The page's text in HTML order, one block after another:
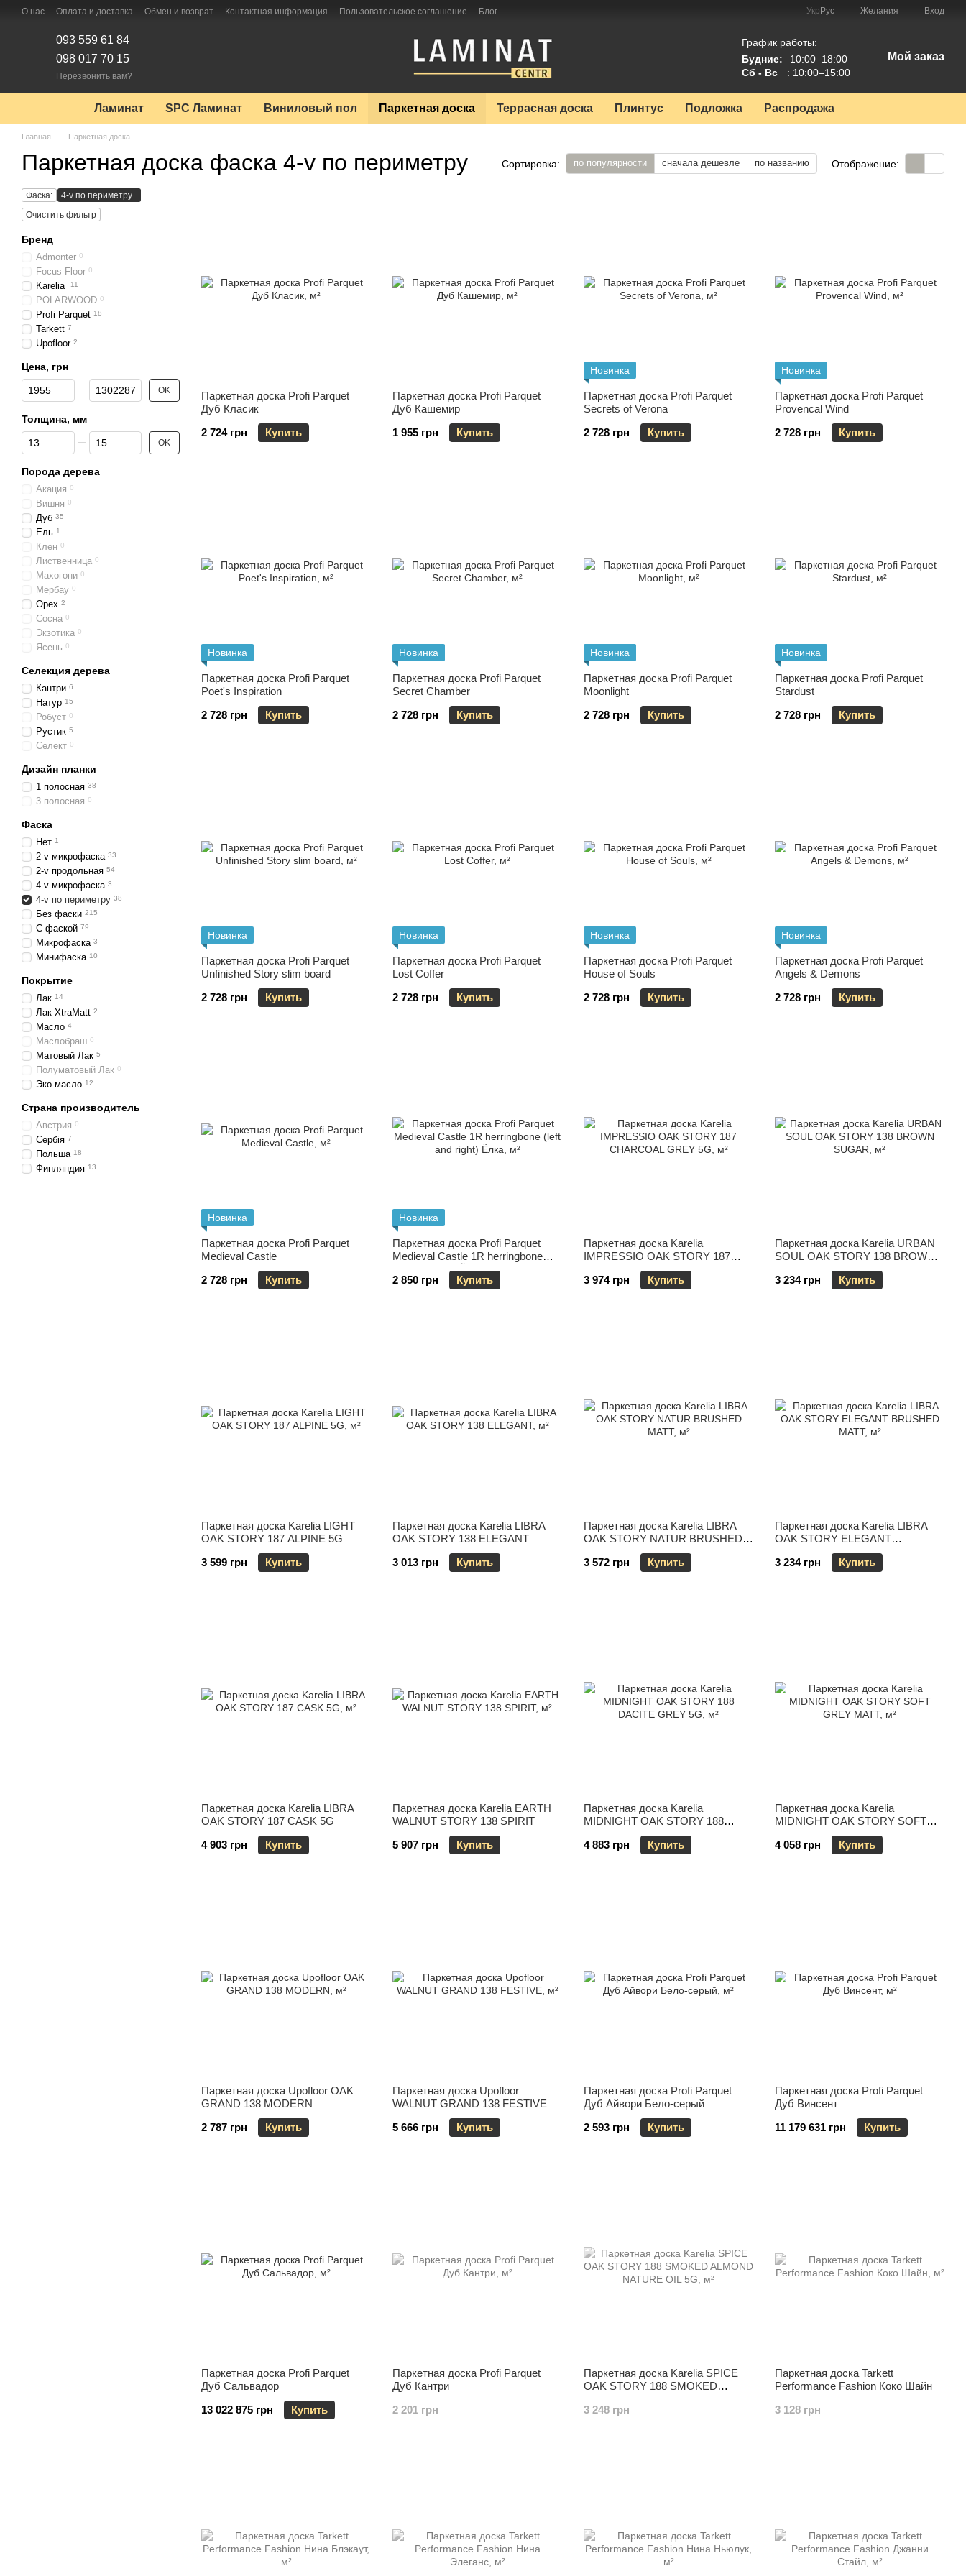
Перейти к основному контенту
О нас Оплата и доставка Обмен и возврат Контактная информация Пользовательское соглашение Блог Укр Рус Желания Вход
093 559 61 84
098 017 70 15
Перезвонить вам?
График работы:
Будние:
10:00–18:00
Сб - Вс
: 10:00–15:00
Мой заказ
Ламинат SPC Ламинат Виниловый пол Паркетная доска Террасная доска Плинтус Подложка Распродажа
Главная Паркетная доска
Паркетная доска фаска 4-v по периметру Сортировка: по популярности сначала дешевле по названию Отображение:
Паркетная доска Profi Parquet
Дуб Класик
2 724 грн
Купить
Паркетная доска Profi Parquet
Дуб Кашемир
1 955 грн
Купить
Новинка
Паркетная доска Profi Parquet
Secrets of Verona
2 728 грн
Купить
Новинка
Паркетная доска Profi Parquet
Provencal Wind
2 728 грн
Купить
Новинка
Паркетная доска Profi Parquet
Poet's Inspiration
2 728 грн
Купить
Новинка
Паркетная доска Profi Parquet
Secret Chamber
2 728 грн
Купить
Новинка
Паркетная доска Profi Parquet
Moonlight
2 728 грн
Купить
Новинка
Паркетная доска Profi Parquet
Stardust
2 728 грн
Купить
Новинка
Паркетная доска Profi Parquet
Unfinished Story slim board
2 728 грн
Купить
Новинка
Паркетная доска Profi Parquet
Lost Coffer
2 728 грн
Купить
Новинка
Паркетная доска Profi Parquet
House of Souls
2 728 грн
Купить
Новинка
Паркетная доска Profi Parquet
Angels & Demons
2 728 грн
Купить
Новинка
Паркетная доска Profi Parquet
Medieval Castle
2 728 грн
Купить
Новинка
Паркетная доска Profi Parquet
Medieval Castle 1R herringbone
(left and right) Ёлка
2 850 грн
Купить
Паркетная доска Karelia
IMPRESSIO OAK STORY 187
CHARCOAL GREY 5G
3 974 грн
Купить
Паркетная доска Karelia URBAN
SOUL OAK STORY 138 BROWN
3 234 грн
Купить
Паркетная доска Karelia LIGHT
OAK STORY 187 ALPINE 5G
3 599 грн
Купить
Паркетная доска Karelia LIBRA
OAK STORY 138 ELEGANT
3 013 грн
Купить
Паркетная доска Karelia LIBRA
OAK STORY NATUR BRUSHED
3 572 грн
Купить
Паркетная доска Karelia LIBRA
OAK STORY ELEGANT
BRUSHED MATT
3 234 грн
Купить
Паркетная доска Karelia LIBRA
OAK STORY 187 CASK 5G
4 903 грн
Купить
Паркетная доска Karelia EARTH
WALNUT STORY 138 SPIRIT
5 907 грн
Купить
Паркетная доска Karelia
MIDNIGHT OAK STORY 188
DACITE GREY 5G
4 883 грн
Купить
Паркетная доска Karelia
MIDNIGHT OAK STORY SOFT
GREY MATT
4 058 грн
Купить
Паркетная доска Upofloor OAK
GRAND 138 MODERN
2 787 грн
Купить
Паркетная доска Upofloor
WALNUT GRAND 138 FESTIVE
5 666 грн
Купить
Паркетная доска Profi Parquet
Дуб Айвори Бело-серый
2 593 грн
Купить
Паркетная доска Profi Parquet
Дуб Винсент
11 179 631 грн
Купить
Паркетная доска Profi Parquet
Дуб Сальвадор
13 022 875 грн
Купить
Паркетная доска Profi Parquet
Дуб Кантри
2 201 грн
Паркетная доска Karelia SPICE
OAK STORY 188 SMOKED
3 248 грн
Паркетная доска Tarkett
Performance Fashion Коко Шайн
3 128 грн
Фаска:
4-v по периметру
Очистить фильтр
Бренд
Admonter 0
Focus Floor 0
Karelia 11
POLARWOOD 0
Profi Parquet 18
Tarkett 7
Upofloor 2
Цена, грн
От Цена, грн
До Цена, грн OK
Толщина, мм
От Толщина, мм
До Толщина, мм OK
Порода дерева
Акация 0
Вишня 0
Дуб 35
Ель 1
Клен 0
Лиственница 0
Махогони 0
Мербау 0
Орех 2
Сосна 0
Экзотика 0
Ясень 0
Селекция дерева
Кантри 6
Натур 15
Робуст 0
Рустик 5
Селект 0
Дизайн планки
1 полосная 38
3 полосная 0
Фаска
Нет 1
2-v микрофаска 33
2-v продольная 54
4-v микрофаска 3
4-v по периметру 38
Без фаски 215
С фаской 79
Микрофаска 3
Минифаска 10
Покрытие
Лак 14
Лак XtraMatt 2
Масло 4
Маслобраш 0
Матовый Лак 5
Полуматовый Лак 0
Эко-масло 12
Страна производитель
Австрия 0
Сербія 7
Польша 18
Финляндия 13